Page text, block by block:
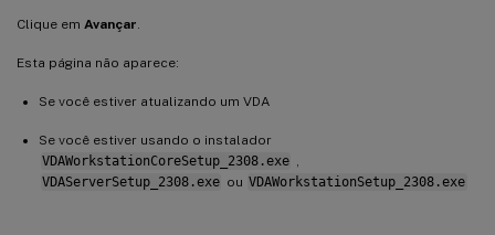
Clique em Avançar
Esta página não aparece:
Se você estiver atualizando um VDA
Se você estiver usando o instalador
VDAWorkstationCoreSetup_2308.exe
VDAServerSetup_2308.exe ou VDAWorkstationSetup_2308.exe